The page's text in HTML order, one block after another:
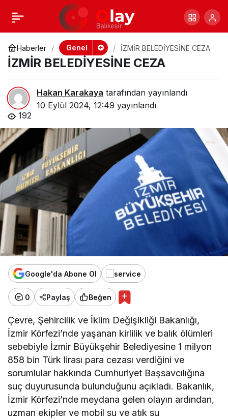
Haberler Genel İZMİR BELEDİYESİNE CEZA
İZMİR BELEDİYESİNE CEZA
Hakan Karakaya tarafından yayınlandı
10 Eylül 2024, 12:49 yayınlandı
192
Google'da Abone Ol
0 Paylaş Beğen
Çevre, Şehircilik ve İklim Değişikliği Bakanlığı,
İzmir Körfezi’nde yaşanan kirlilik ve balık ölümleri
sebebiyle İzmir Büyükşehir Belediyesine 1 milyon
858 bin Türk lirası para cezası verdiğini ve
sorumlular hakkında Cumhuriyet Başsavcılığına
suç duyurusunda bulunduğunu açıkladı. Bakanlık,
İzmir Körfezi’nde meydana gelen olayın ardından,
uzman ekipler ve mobil su ve atık su
Balıkesir’de
Kaçakçılık
Operasyonları
Devam Ediyor
+ Paylaş